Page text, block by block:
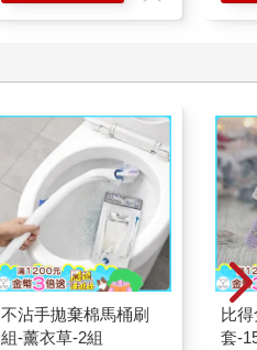
不沾手拋棄棉馬桶刷
組-薰衣草-2組
比
套-